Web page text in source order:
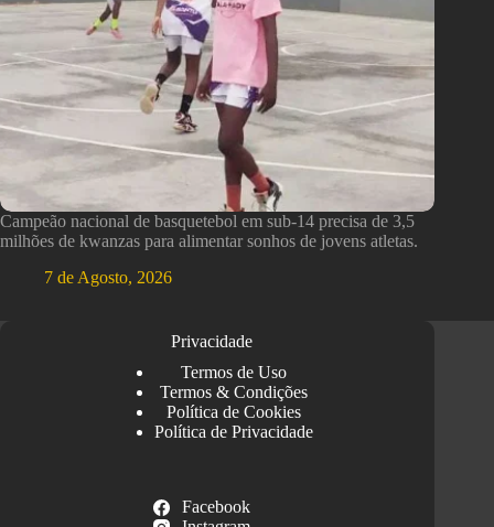
Campeão nacional de basquetebol em sub-14 precisa de 3,5
milhões de kwanzas para alimentar sonhos de jovens atletas.
7 de Agosto, 2026
Privacidade
Termos de Uso
Termos & Condições
Política de Cookies
Política de Privacidade
Facebook